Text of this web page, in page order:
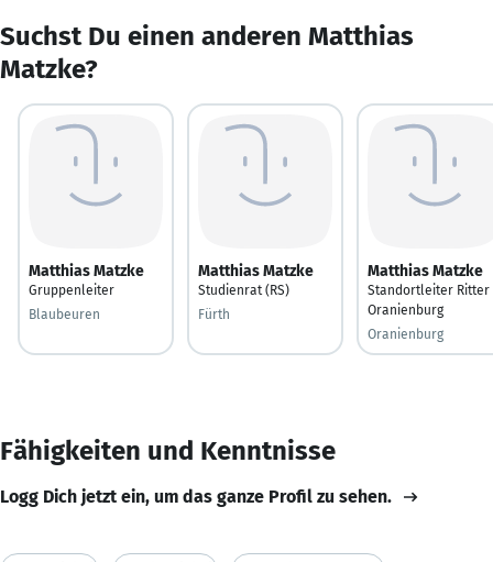
Suchst Du einen anderen Matthias
Matzke?
Matthias Matzke
Gruppenleiter
Blaubeuren
Matthias Matzke
Studienrat (RS)
Fürth
Matthias Matzke
Standortleiter Ritter
Oranienburg
Oranienburg
Fähigkeiten und Kenntnisse
Logg Dich jetzt ein, um das ganze Profil zu sehen.